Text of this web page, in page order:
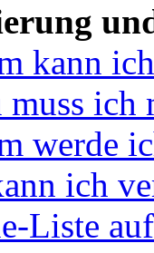
kann
muss ich
werde
ich
Liste